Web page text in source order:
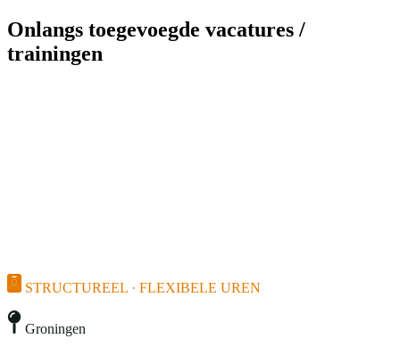
Onlangs toegevoegde vacatures /
trainingen
STRUCTUREEL · FLEXIBELE UREN
Groningen